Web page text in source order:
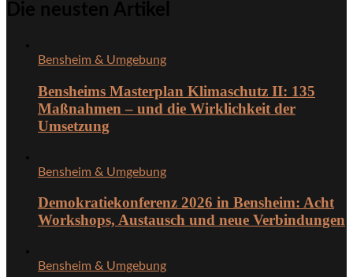
Die neusten Artikel
Bensheim & Umgebung
Bensheims Masterplan Klimaschutz II: 135
Maßnahmen – und die Wirklichkeit der
Umsetzung
Bensheim & Umgebung
Demokratiekonferenz 2026 in Bensheim: Acht
Workshops, Austausch und neue Verbindungen
Bensheim & Umgebung